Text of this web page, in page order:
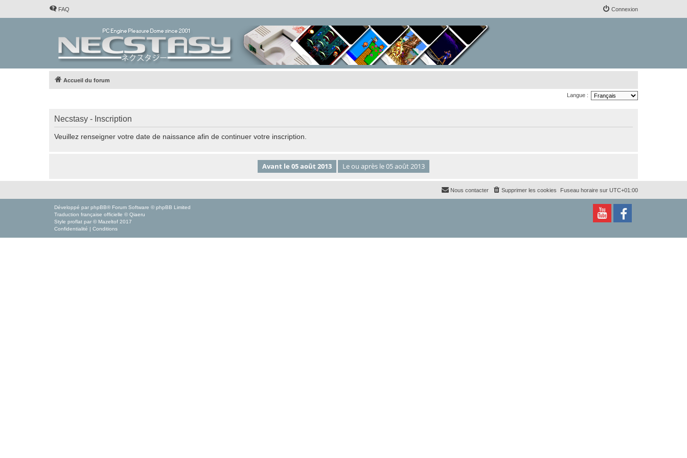
FAQ Connexion
Accueil du forum
Langue :
Necstasy - Inscription
Veuillez renseigner votre date de naissance afin de continuer votre inscription.
Fuseau horaire sur UTC+01:00
Supprimer les cookies
Nous contacter
Développé par phpBB® Forum Software © phpBB Limited
Traduction française officielle © Qiaeru
Style proflat par © Mazeltof 2017
Confidentialité | Conditions